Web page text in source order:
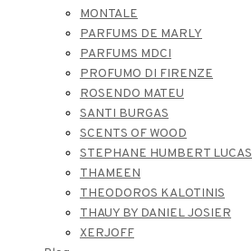
MONTALE
PARFUMS DE MARLY
PARFUMS MDCI
PROFUMO DI FIRENZE
ROSENDO MATEU
SANTI BURGAS
SCENTS OF WOOD
STEPHANE HUMBERT LUCAS
THAMEEN
THEODOROS KALOTINIS
THAUY BY DANIEL JOSIER
XERJOFF